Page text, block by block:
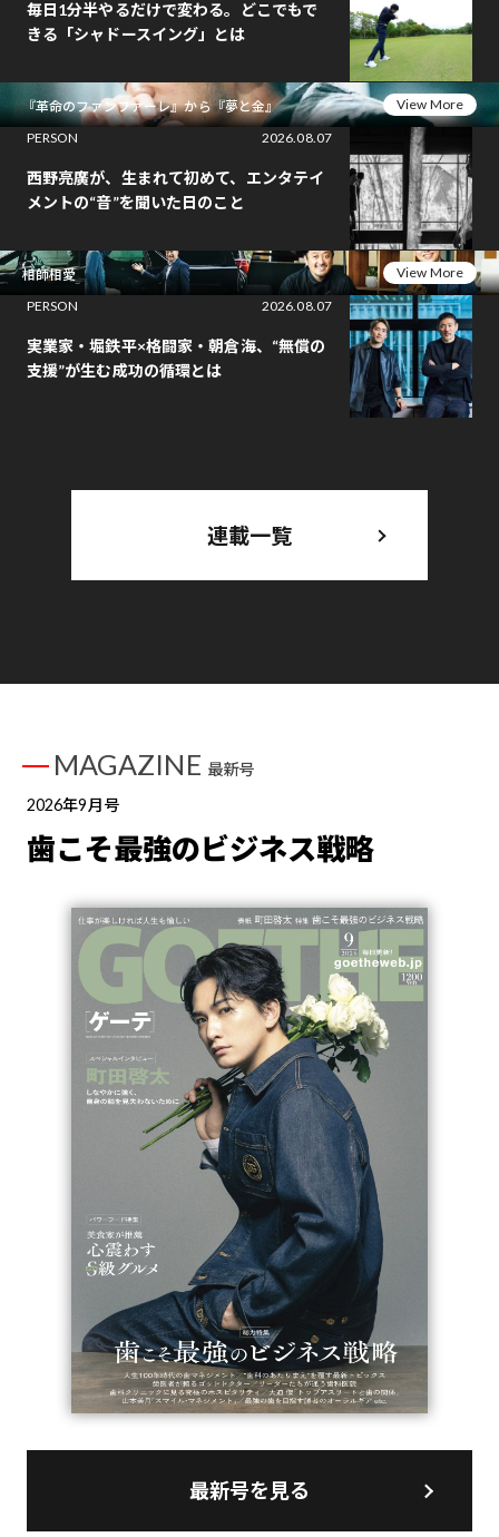
毎日1分半やるだけで変わる。どこでもで
きる「シャドースイング」とは
『革命のファンファーレ』から『夢と金』
View More
PERSON
2026.08.07
西野亮廣が、生まれて初めて、エンタテイ
メントの“音”を聞いた日のこと
相師相愛
View More
PERSON
2026.08.07
実業家・堀鉄平×格闘家・朝倉海、“無償の
支援”が生む成功の循環とは
連載一覧
MAGAZINE 最新号
2026年9月号
歯こそ最強のビジネス戦略
最新号を見る